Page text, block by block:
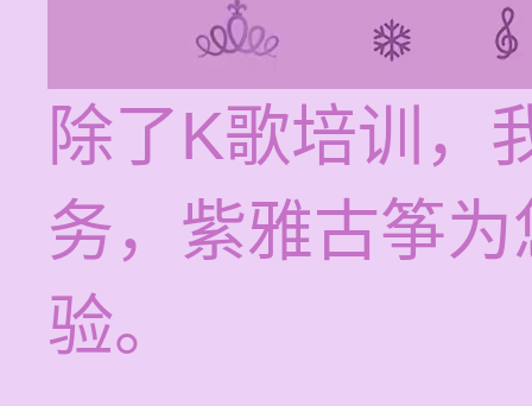
除了K歌培训，
务，紫雅古筝
验。